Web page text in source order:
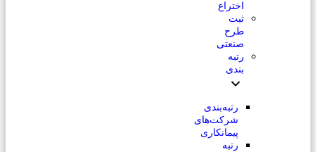
اختراع
ثبت
طرح
صنعتی
رتبه
بندی
رتبه‌بندی
شرکت‌های
پیمانکاری
رتبه